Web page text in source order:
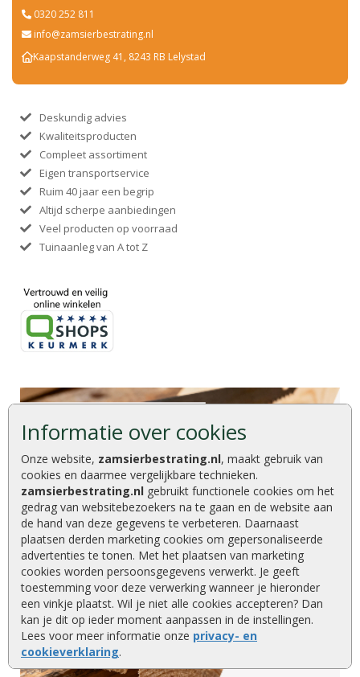
Informatie over cookies
Onze website, zamsierbestrating.nl, maakt gebruik van
cookies en daarmee vergelijkbare technieken.
zamsierbestrating.nl gebruikt functionele cookies om het
gedrag van websitebezoekers na te gaan en de website aan
de hand van deze gegevens te verbeteren. Daarnaast
plaatsen derden marketing cookies om gepersonaliseerde
advertenties te tonen. Met het plaatsen van marketing
cookies worden persoonsgegevens verwerkt. Je geeft
toestemming voor deze verwerking wanneer je hieronder
een vinkje plaatst. Wil je niet alle cookies accepteren? Dan
kan je dit op ieder moment aanpassen in de instellingen.
Lees voor meer informatie onze privacy- en
cookieverklaring.
0320 252 811
info@zamsierbestrating.nl
Kaapstanderweg 41, 8243 RB Lelystad
Deskundig advies
Kwaliteitsproducten
Compleet assortiment
Eigen transportservice
Ruim 40 jaar een begrip
Altijd scherpe aanbiedingen
Veel producten op voorraad
Tuinaanleg van A tot Z